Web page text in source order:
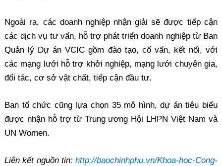
Ngoài ra, các doanh nghiệp nhận giải sẽ được tiếp cận
các dịch vụ tư vấn, hỗ trợ phát triển doanh nghiệp từ Ban
Quản lý Dự án VCIC gồm đào tạo, cố vấn, kết nối, với
các mạng lưới hỗ trợ khởi nghiệp, mạng lưới chuyên gia,
đối tác, cơ sở vật chất, tiếp cận đầu tư.
Ban tổ chức cũng lựa chọn 35 mô hình, dự án tiêu biểu
được nhận hỗ trợ từ Trung ương Hội LHPN Việt Nam và
UN Women.
Liên kết nguồn tin: http://baochinhphu.vn/Khoa-hoc-Cong-